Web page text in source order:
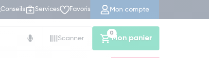
Conseils Services Favoris Mon compte
Scanner
Mon panier
0